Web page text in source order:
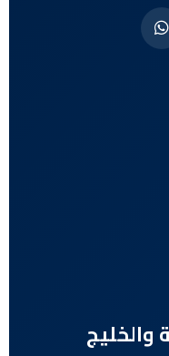
والخليج